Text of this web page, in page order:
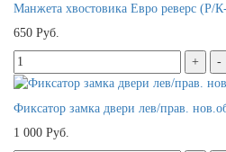
Манжета хвостовика Евро реверс (Р/
650 Руб.
Фиксатор замка двери лев/прав.
1 000 Руб.